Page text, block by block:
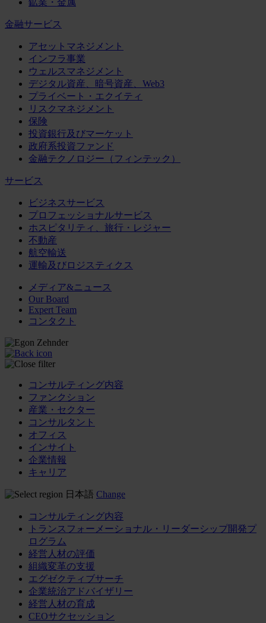
鉱業・金属
金融サービス
アセットマネジメント
インフラ事業
ウェルスマネジメント
デジタル資産、暗号資産、Web3
プライベート・エクイティ
リスクマネジメント
保険
投資銀行及びマーケット
政府系投資ファンド
金融テクノロジー（フィンテック）
サービス
ビジネスサービス
プロフェッショナルサービス
ホスピタリティ、旅行・レジャー
不動産
航空輸送
運輸及びロジスティクス
メディア&ニュース
Our Board
Expert Team
コンタクト
コンサルティング内容
ファンクション
産業・セクター
コンサルタント
オフィス
インサイト
企業情報
キャリア
日本語 Change
コンサルティング内容
トランスフォーメーショナル・リーダーシップ開発プ
ログラム
経営人材の評価
組織変革の支援
エグゼクティブサーチ
企業統治アドバイザリー
経営人材の育成
CEOサクセッション